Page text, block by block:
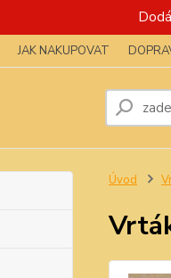
JAK NAKUPOVAT
Úvod